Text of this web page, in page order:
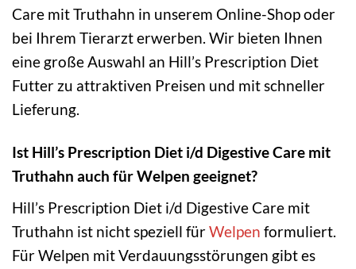
Care mit Truthahn in unserem Online-Shop oder
bei Ihrem Tierarzt erwerben. Wir bieten Ihnen
eine große Auswahl an Hill’s Prescription Diet
Futter zu attraktiven Preisen und mit schneller
Lieferung.
Ist Hill’s Prescription Diet i/d Digestive Care mit
Truthahn auch für Welpen geeignet?
Hill’s Prescription Diet i/d Digestive Care mit
Truthahn ist nicht speziell fürWelpen formuliert.
Für Welpen mit Verdauungsstörungen gibt es